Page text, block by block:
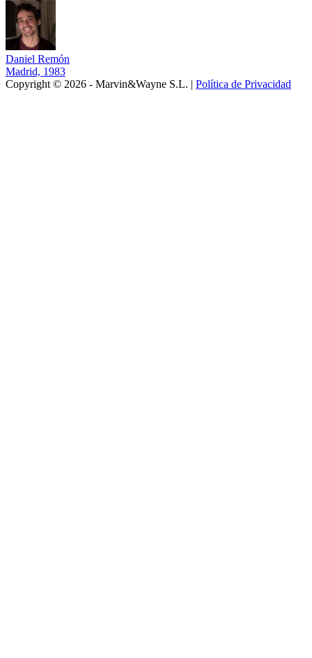
Daniel Remón
Madrid, 1983
Copyright © 2026 - Marvin&Wayne S.L. | Política de Privacidad